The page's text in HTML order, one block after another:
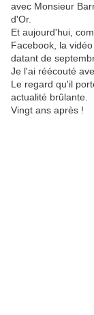
avec Monsieur
d'Or.
Et aujourd'hui,
Facebook, la
datant de
Je l'ai réécouté
Le regard qu'il
actualité brûlante.
Vingt ans après !